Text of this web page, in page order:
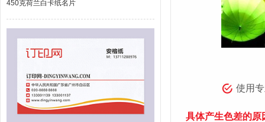
450克荷兰白卡纸名片
使用
具体产生色差的原